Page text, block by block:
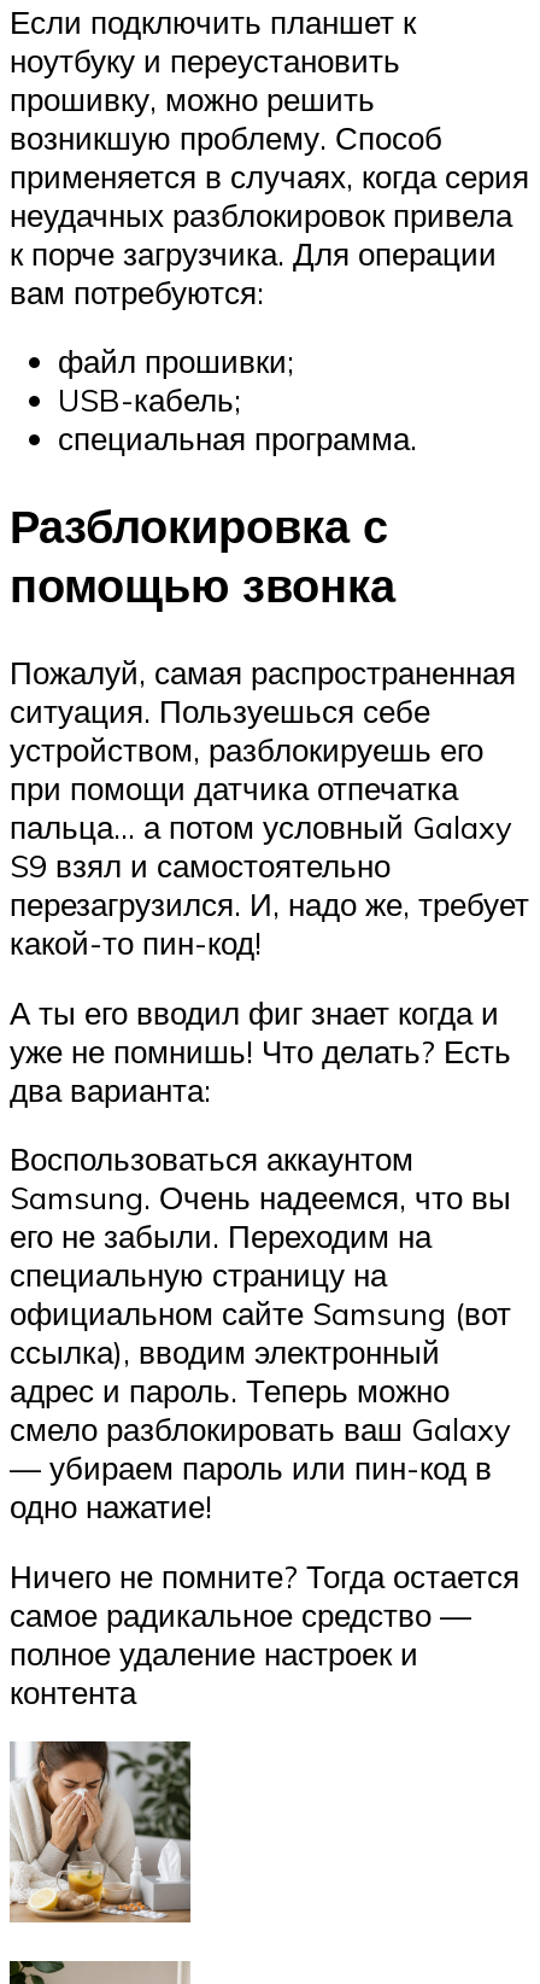
Если подключить планшет к
ноутбуку и переустановить
прошивку, можно решить
возникшую проблему. Способ
применяется в случаях, когда серия
неудачных разблокировок привела
к порче загрузчика. Для операции
вам потребуются:
файл прошивки;
USB-кабель;
специальная программа.
Разблокировка с
помощью звонка
Пожалуй, самая распространенная
ситуация. Пользуешься себе
устройством, разблокируешь его
при помощи датчика отпечатка
пальца… а потом условный Galaxy
S9 взял и самостоятельно
перезагрузился. И, надо же, требует
какой-то пин-код!
А ты его вводил фиг знает когда и
уже не помнишь! Что делать? Есть
два варианта:
Воспользоваться аккаунтом
Samsung. Очень надеемся, что вы
его не забыли. Переходим на
специальную страницу на
официальном сайте Samsung (вот
ссылка), вводим электронный
адрес и пароль. Теперь можно
смело разблокировать ваш Galaxy
— убираем пароль или пин-код в
одно нажатие!
Ничего не помните? Тогда остается
самое радикальное средство —
полное удаление настроек и
контента